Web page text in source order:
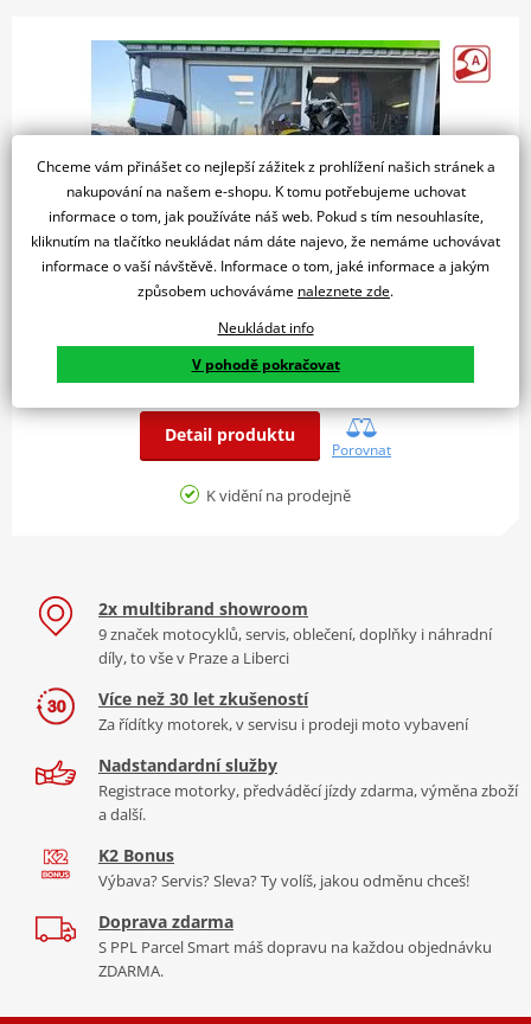
9 656 km
✔ manuální převodovka
✔ sportovní výfuk IXIL
✔ originální výfuk součástí prodeje
✔ kufr SHAD SH39
✔ blastery (chrániče rukou)
Honda NC750X je oblíbená pro svou spolehlivost, nízkou spotřebu
a všestranné využití. Nabízí pohodlný posed, dostatek výkonu pro
každodenní provoz i cestování a díky praktickému úložnému
prostoru patří mezi nejoblíbenější cestovní motocykly ve své třídě.
QJMotor SVT 650 X
110 000 Kč
Bazar - Praha
Detail produktu
Porovnat
K vidění na prodejně
2x multibrand showroom
9 značek motocyklů, servis, oblečení, doplňky i náhradní
díly, to vše v Praze a Liberci
Více než 30 let zkušeností
Za řídítky motorek, v servisu i prodeji moto vybavení
Nadstandardní služby
Registrace motorky, předváděcí jízdy zdarma, výměna zboží
a další.
K2 Bonus
Výbava? Servis? Sleva? Ty volíš, jakou odměnu chceš!
Doprava zdarma
S PPL Parcel Smart máš dopravu na každou objednávku
ZDARMA.
Chceme vám přinášet co nejlepší zážitek z prohlížení našich stránek a
nakupování na našem e-shopu. K tomu potřebujeme uchovat
informace o tom, jak používáte náš web. Pokud s tím nesouhlasíte,
kliknutím na tlačítko neukládat nám dáte najevo, že nemáme uchovávat
informace o vaší návštěvě. Informace o tom, jaké informace a jakým
způsobem uchováváme naleznete zde.
Neukládat info
V pohodě pokračovat